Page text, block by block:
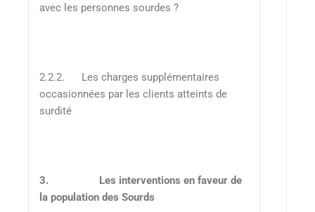
avec les personnes sourdes ?
2.2.2. Les charges supplémentaires
occasionnées par les clients atteints de
surdité
3. Les interventions en faveur de
la population des Sourds